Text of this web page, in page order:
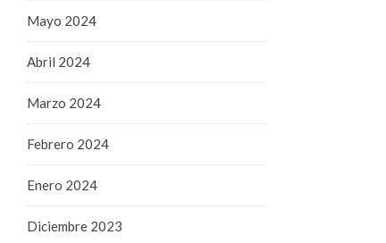
Mayo 2024
Abril 2024
Marzo 2024
Febrero 2024
Enero 2024
Diciembre 2023